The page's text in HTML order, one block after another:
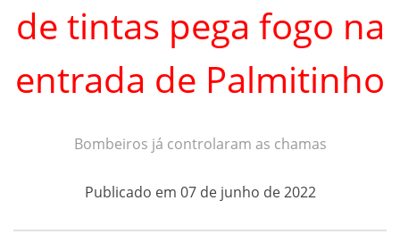
de tintas pega fogo na
entrada de Palmitinho
Bombeiros já controlaram as chamas
Publicado em 07 de junho de 2022